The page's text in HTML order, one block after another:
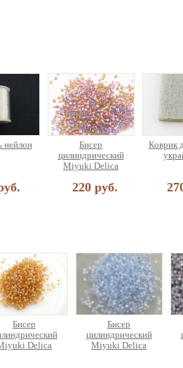
нейлон
Бисер
цилиндрический
Miyuki Delica
220 руб.
Коврик
Бисер
Delica
Бисер
цилиндрический
Miyuki Delica